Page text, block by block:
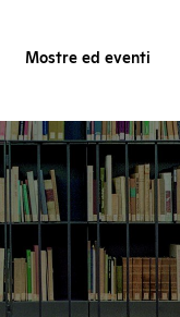
Mostre ed eventi